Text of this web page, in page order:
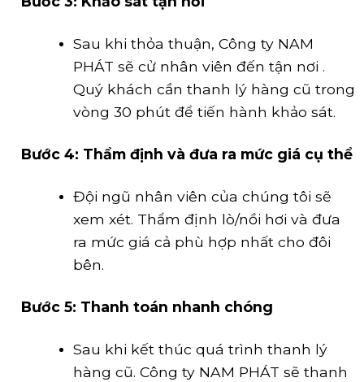
Sau khi thỏa thuận, Công ty NAM
PHÁT sẽ cử nhân viên đến tận nơi .
Quý khách cần thanh lý hàng cũ trong
vòng 30 phút để tiến hành khảo sát.
Bước 4: Thẩm định và đưa ra mức giá cụ thể
Đội ngũ nhân viên của chúng tôi sẽ
xem xét. Thẩm định lò/nồi hơi và đưa
ra mức giá cả phù hợp nhất cho đôi
bên.
Bước 5: Thanh toán nhanh chóng
Sau khi kết thúc quá trình thanh lý
hàng cũ. Công ty NAM PHÁT sẽ thanh